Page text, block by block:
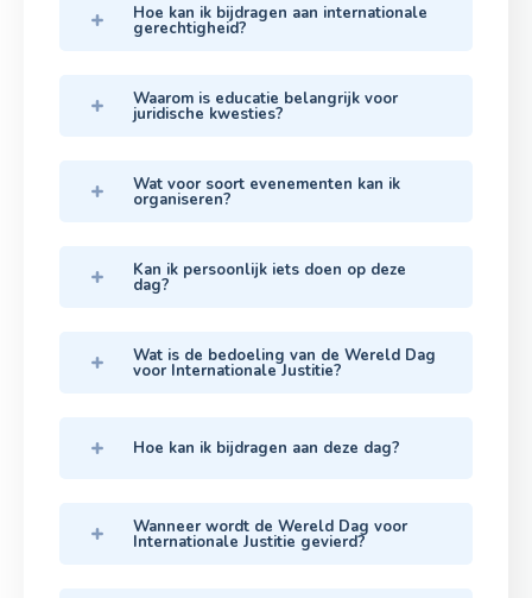
Hoe kan ik bijdragen aan internationale
gerechtigheid?
Waarom is educatie belangrijk voor
juridische kwesties?
Wat voor soort evenementen kan ik
organiseren?
Kan ik persoonlijk iets doen op deze
dag?
Wat is de bedoeling van de Wereld Dag
voor Internationale Justitie?
Hoe kan ik bijdragen aan deze dag?
Wanneer wordt de Wereld Dag voor
Internationale Justitie gevierd?